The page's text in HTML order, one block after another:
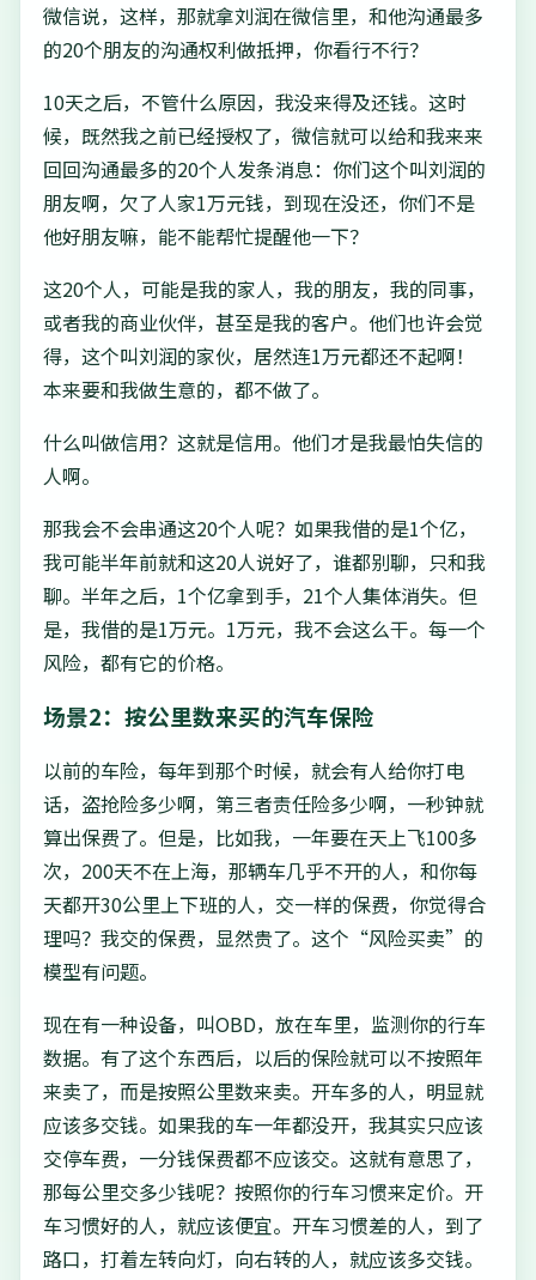
微信说，这样，那就拿刘润在微信里，和他沟通最多
的20个朋友的沟通权利做抵押，你看行不行？
10天之后，不管什么原因，我没来得及还钱。这时
候，既然我之前已经授权了，微信就可以给和我来来
回回沟通最多的20个人发条消息：你们这个叫刘润的
朋友啊，欠了人家1万元钱，到现在没还，你们不是
他好朋友嘛，能不能帮忙提醒他一下？
这20个人，可能是我的家人，我的朋友，我的同事，
或者我的商业伙伴，甚至是我的客户。他们也许会觉
得，这个叫刘润的家伙，居然连1万元都还不起啊！
本来要和我做生意的，都不做了。
什么叫做信用？这就是信用。他们才是我最怕失信的
人啊。
那我会不会串通这20个人呢？如果我借的是1个亿，
我可能半年前就和这20人说好了，谁都别聊，只和我
聊。半年之后，1个亿拿到手，21个人集体消失。但
是，我借的是1万元。1万元，我不会这么干。每一个
风险，都有它的价格。
场景2：按公里数来买的汽车保险
以前的车险，每年到那个时候，就会有人给你打电
话，盗抢险多少啊，第三者责任险多少啊，一秒钟就
算出保费了。但是，比如我，一年要在天上飞100多
次，200天不在上海，那辆车几乎不开的人，和你每
天都开30公里上下班的人，交一样的保费，你觉得合
理吗？我交的保费，显然贵了。这个“风险买卖”的
模型有问题。
现在有一种设备，叫OBD，放在车里，监测你的行车
数据。有了这个东西后，以后的保险就可以不按照年
来卖了，而是按照公里数来卖。开车多的人，明显就
应该多交钱。如果我的车一年都没开，我其实只应该
交停车费，一分钱保费都不应该交。这就有意思了，
那每公里交多少钱呢？按照你的行车习惯来定价。开
车习惯好的人，就应该便宜。开车习惯差的人，到了
路口，打着左转向灯，向右转的人，就应该多交钱。